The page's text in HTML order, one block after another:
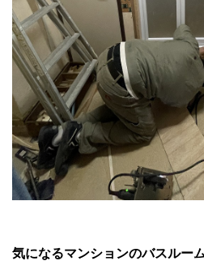
気になるマンションのバスルー